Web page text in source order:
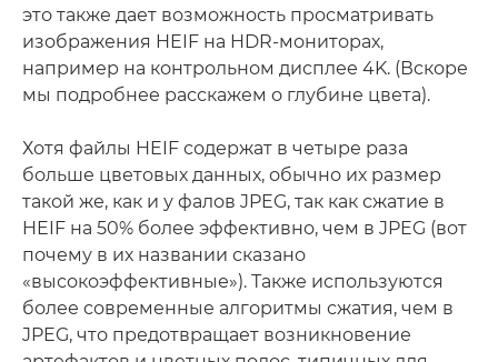
это также дает возможность просматривать
изображения HEIF на HDR-мониторах,
например на контрольном дисплее 4K. (Вскоре
мы подробнее расскажем о глубине цвета).
Хотя файлы HEIF содержат в четыре раза
больше цветовых данных, обычно их размер
такой же, как и у фалов JPEG, так как сжатие в
HEIF на 50% более эффективно, чем в JPEG (вот
почему в их названии сказано
«высокоэффективные»). Также используются
более современные алгоритмы сжатия, чем в
JPEG, что предотвращает возникновение